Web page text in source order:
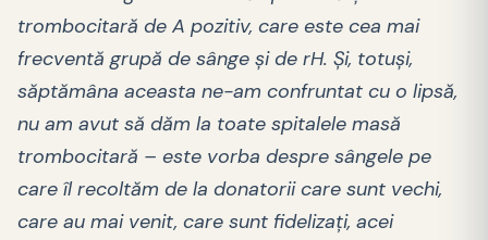
trombocitară de A pozitiv, care este cea mai
frecventă grupă de sânge și de rH. Și, totuși,
săptămâna aceasta ne-am confruntat cu o lipsă,
nu am avut să dăm la toate spitalele masă
trombocitară – este vorba despre sângele pe
care îl recoltăm de la donatorii care sunt vechi,
care au mai venit, care sunt fidelizați, acei